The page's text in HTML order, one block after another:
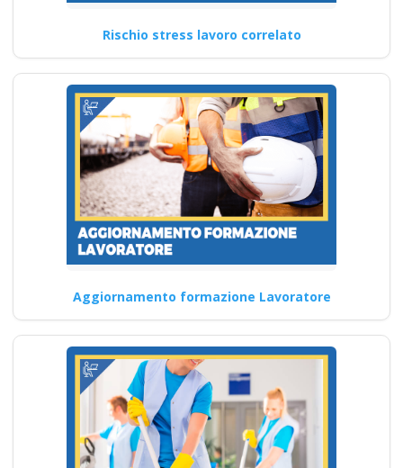
Corso di Pratica
Sicura di Lavoro con
Gas e Sostanze
Infiammabili corso
formatore rspp
datore lavoratori
rischio basso medio
alto
Corsi per la sicurezza sul
lavoro del 2025: le ultime
informazioni Nuovo…
Continua
Rischio stress lavoro correlato
Aggiornamento formazione Lavoratore